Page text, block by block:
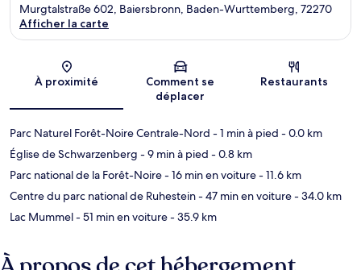
Carte
Murgtalstraße 602, Baiersbronn, Baden-Wurttemberg, 72270
Afficher la carte
À proximité
Comment se
déplacer
Restaurants
Parc Naturel Forêt-Noire Centrale-Nord - 1 min à pied - 0.0 km
Église de Schwarzenberg - 9 min à pied - 0.8 km
Parc national de la Forêt-Noire- 16 min en voiture- 11.6 km
Centre du parc national de Ruhestein- 47 min en voiture- 34.0 km
Lac Mummel- 51 min en voiture- 35.9 km